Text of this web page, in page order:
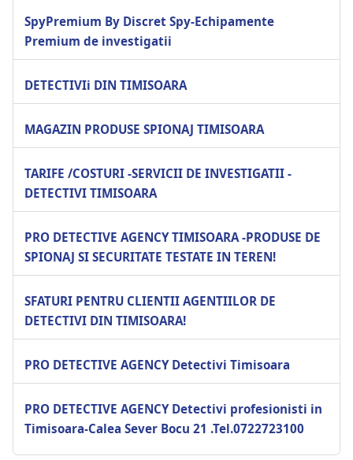
SpyPremium By Discret Spy-Echipamente
Premium de investigatii
DETECTIVIi DIN TIMISOARA
MAGAZIN PRODUSE SPIONAJ TIMISOARA
TARIFE /COSTURI -SERVICII DE INVESTIGATII -
DETECTIVI TIMISOARA
PRO DETECTIVE AGENCY TIMISOARA -PRODUSE DE
SPIONAJ SI SECURITATE TESTATE IN TEREN!
SFATURI PENTRU CLIENTII AGENTIILOR DE
DETECTIVI DIN TIMISOARA!
PRO DETECTIVE AGENCY Detectivi Timisoara
PRO DETECTIVE AGENCY Detectivi profesionisti in
Timisoara-Calea Sever Bocu 21 .Tel.0722723100